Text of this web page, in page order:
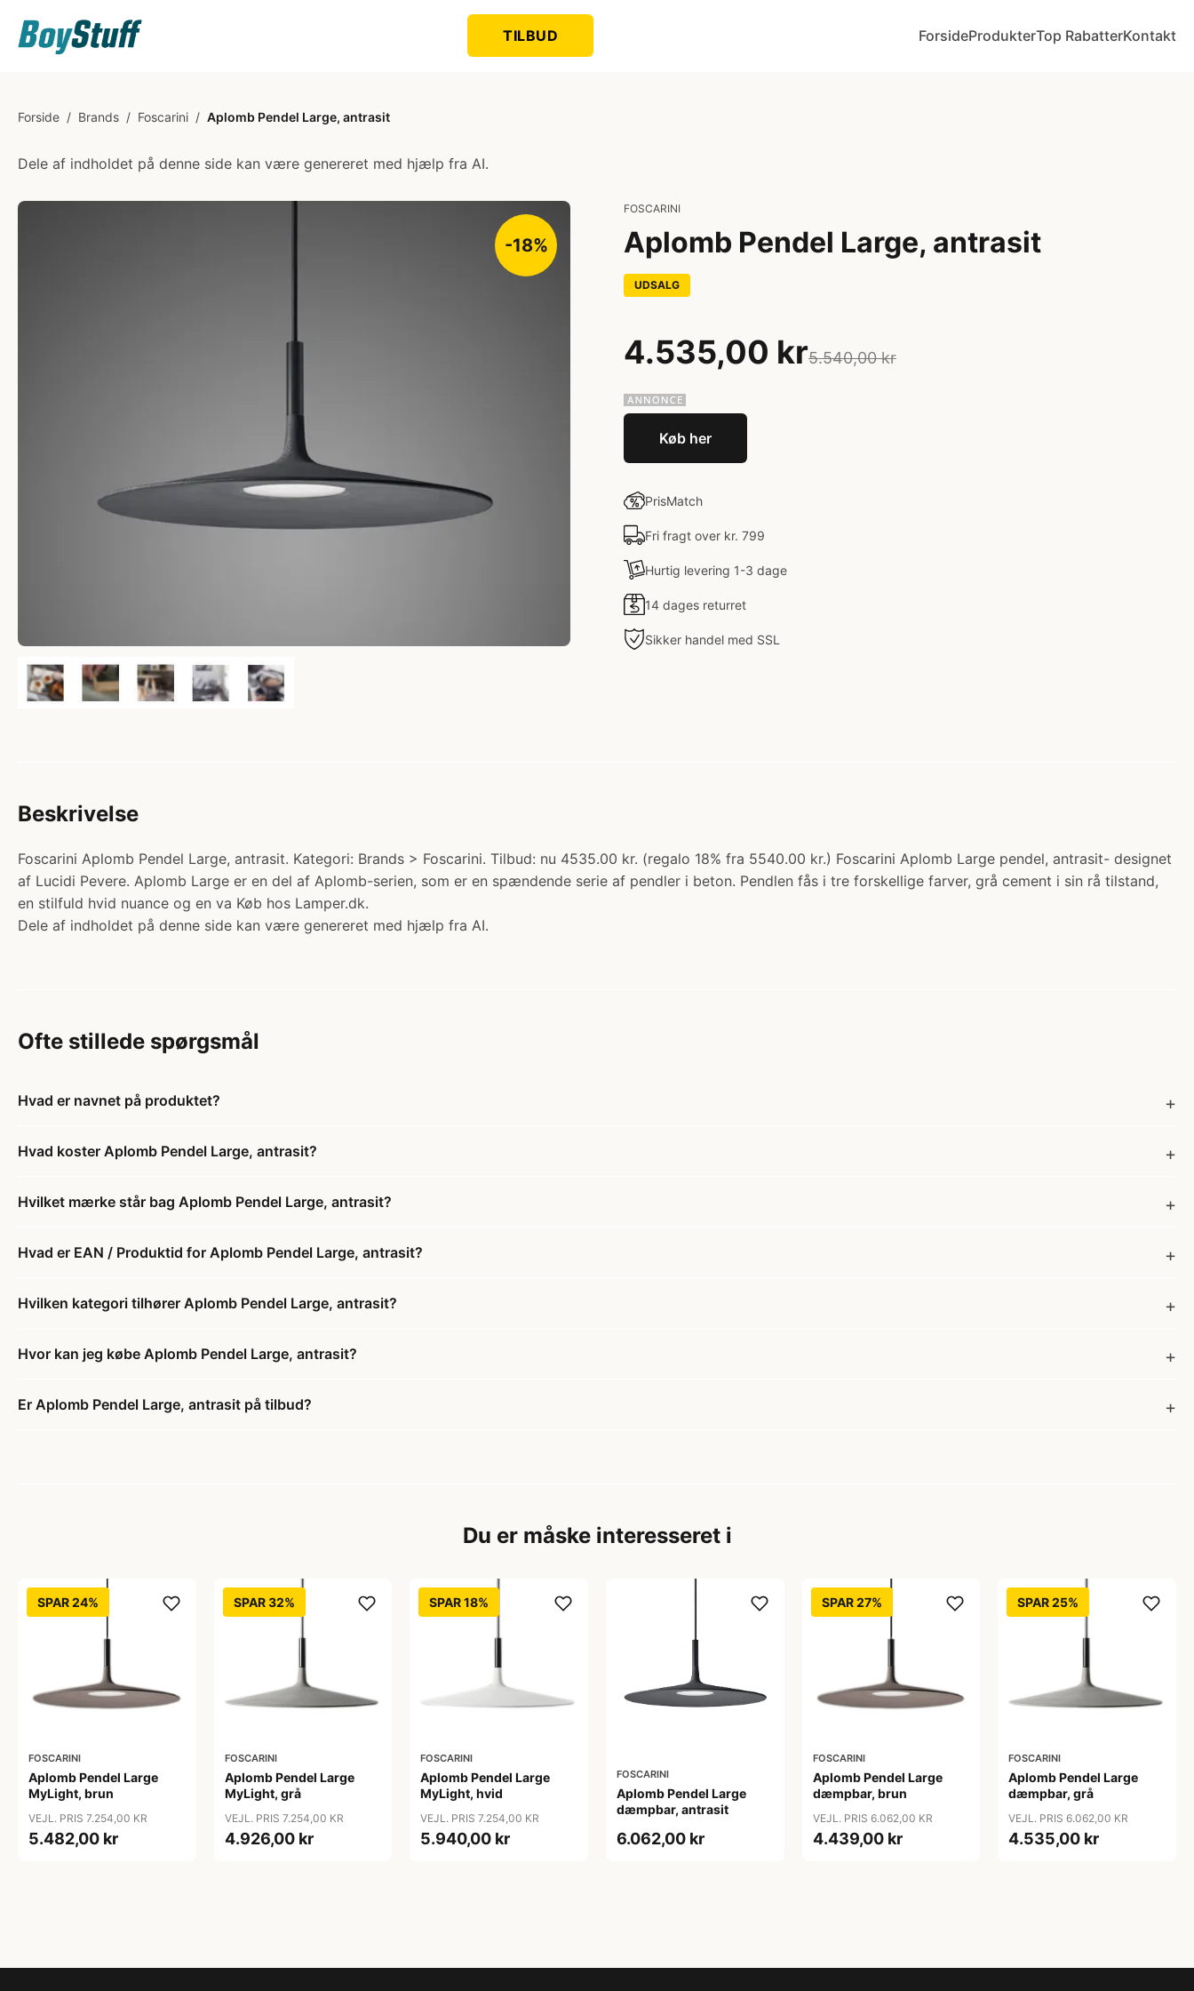
TILBUD ForsideProdukterTop RabatterKontakt
Forside / Brands / Foscarini / Aplomb Pendel Large, antrasit
Dele af indholdet på denne side kan være genereret med hjælp fra AI.
-18%
FOSCARINI
Aplomb Pendel Large, antrasit
UDSALG
4.535,00 kr5.540,00 kr
Køb her
PrisMatch
Fri fragt over kr. 799
Hurtig levering 1-3 dage
14 dages returret
Sikker handel med SSL
Beskrivelse
Foscarini Aplomb Pendel Large, antrasit. Kategori: Brands > Foscarini. Tilbud: nu 4535.00 kr. (regalo 18% fra 5540.00 kr.) Foscarini Aplomb Large pendel, antrasit- designet
af Lucidi Pevere. Aplomb Large er en del af Aplomb-serien, som er en spændende serie af pendler i beton. Pendlen fås i tre forskellige farver, grå cement i sin rå tilstand,
en stilfuld hvid nuance og en va Køb hos Lamper.dk.
Dele af indholdet på denne side kan være genereret med hjælp fra AI.
Ofte stillede spørgsmål
Hvad er navnet på produktet?
Hvad koster Aplomb Pendel Large, antrasit?
Hvilket mærke står bag Aplomb Pendel Large, antrasit?
Hvad er EAN / Produktid for Aplomb Pendel Large, antrasit?
Hvilken kategori tilhører Aplomb Pendel Large, antrasit?
Hvor kan jeg købe Aplomb Pendel Large, antrasit?
Er Aplomb Pendel Large, antrasit på tilbud?
Du er måske interesseret i
SPAR 24%
FOSCARINI
Aplomb Pendel Large
MyLight, brun
VEJL. PRIS 7.254,00 KR
5.482,00 kr
SPAR 32%
FOSCARINI
Aplomb Pendel Large
MyLight, grå
VEJL. PRIS 7.254,00 KR
4.926,00 kr
SPAR 18%
FOSCARINI
Aplomb Pendel Large
MyLight, hvid
VEJL. PRIS 7.254,00 KR
5.940,00 kr
FOSCARINI
Aplomb Pendel Large
dæmpbar, antrasit
6.062,00 kr
SPAR 27%
FOSCARINI
Aplomb Pendel Large
dæmpbar, brun
VEJL. PRIS 6.062,00 KR
4.439,00 kr
SPAR 25%
FOSCARINI
Aplomb Pendel Large
dæmpbar, grå
VEJL. PRIS 6.062,00 KR
4.535,00 kr